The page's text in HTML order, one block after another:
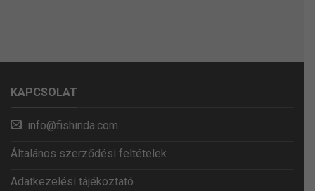
KAPCSOLAT
info@fishinda.com
Általános szerződési feltételek
Adatkezelési tájékoztató